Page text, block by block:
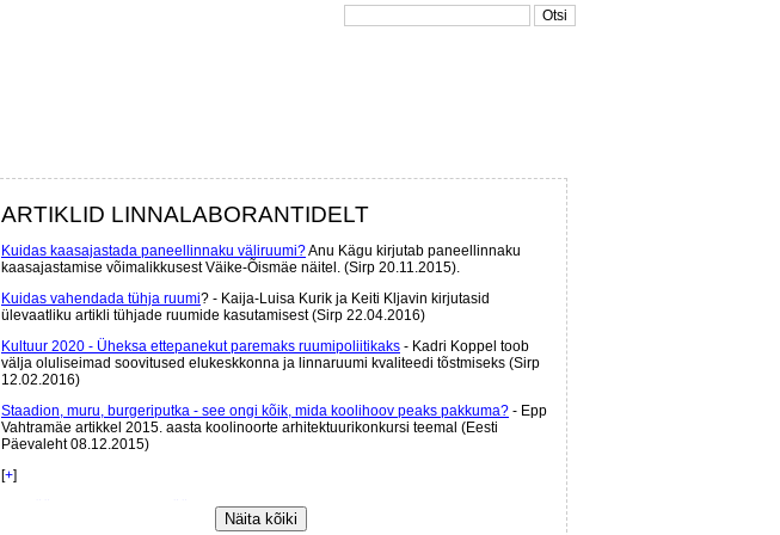
Näita kõiki
ARTIKLID LINNALABORANTIDELT
Kuidas kaasajastada paneellinnaku väliruumi?Anu Kägu kirjutab paneellinnaku
kaasajastamise võimalikkusest Väike-Õismäe näitel. (Sirp 20.11.2015).
Kuidas vahendada tühja ruumi? - Kaija-Luisa Kurik ja Keiti Kljavin kirjutasid
ülevaatliku artikli tühjade ruumide kasutamisest (Sirp 22.04.2016)
Kultuur 2020 - Üheksa ettepanekut paremaks ruumipoliitikaks - Kadri Koppel toob
välja oluliseimad soovitused elukeskkonna ja linnaruumi kvaliteedi tõstmiseks (Sirp
12.02.2016)
Staadion, muru, burgeriputka - see ongi kõik, mida koolihoov peaks pakkuma? - Epp
Vahtramäe artikkel 2015. aasta koolinoorte arhitektuurikonkursi teemal (Eesti
Päevaleht 08.12.2015)
[+]
Mereääre ideekorje - uus tööriist linna arendamises
kesklinna mereääre ideekorjest, Sirp 2.10.2015